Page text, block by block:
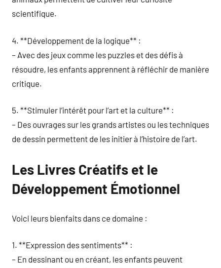
scientifique.
4. **Développement de la logique** :
– Avec des jeux comme les puzzles et des défis à
résoudre, les enfants apprennent à réfléchir de manière
critique.
5. **Stimuler l’intérêt pour l’art et la culture** :
– Des ouvrages sur les grands artistes ou les techniques
de dessin permettent de les initier à l’histoire de l’art.
Les Livres Créatifs et le
Développement Émotionnel
Voici leurs bienfaits dans ce domaine :
1. **Expression des sentiments** :
– En dessinant ou en créant, les enfants peuvent